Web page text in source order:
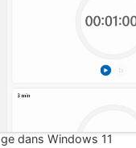
dans Windows 11